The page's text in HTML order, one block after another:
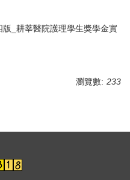
_耕莘醫院護理學生獎學金實
瀏覽數: 233